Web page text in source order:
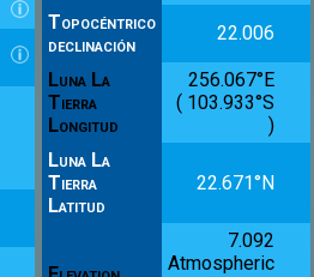
Topocéntrico
declinación
22.006
Luna La
Tierra
Longitud
256.067°E
( 103.933°S
)
Luna La
Tierra
Latitud
22.671°N
7.092
Atmospheric